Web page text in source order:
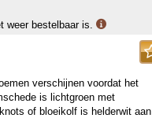
weer bestelbaar is.
verschijnen voordat het
is lichtgroen met
of bloeikolf is helderwit aan